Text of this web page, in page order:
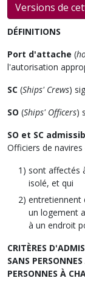
Versions de
DÉFINITIONS
Port d'attache (
l'autorisation
SC (Ships' Crews)
SO (Ships' Officers)
SO et SC
Officiers de
sont affectés
isolé, et qui
entretiennent
un logement
à un endroit
CRITÈRES
SANS
PERSONNES À